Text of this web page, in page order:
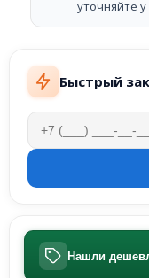
Быстрый
Нашли
уточняйте